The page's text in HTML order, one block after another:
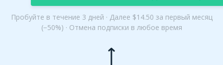
Пробуйте в течение 3 дней · Далее $14.50 за первый месяц
(−50%) · Отмена подписки в любое время